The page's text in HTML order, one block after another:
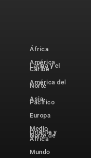
África
América
Latina y el
Caribe
América del
Norte
Asia-
Pacífico
Europa
Medio
Oriente y
Norte de
África
Mundo